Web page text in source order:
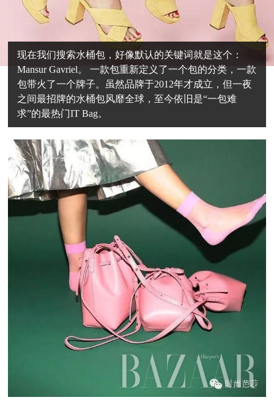
现在我们搜索水桶包，好像默认的关键词就是这个：
Mansur Gavriel。 一款包重新定义了一个包的分类，一款
包带火了一个牌子。虽然品牌于2012年才成立，但一夜
之间最招牌的水桶包风靡全球，至今依旧是“一包难
求”的最热门IT Bag。